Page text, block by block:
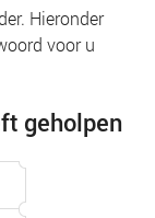
Hieronder
voor u
geholpen